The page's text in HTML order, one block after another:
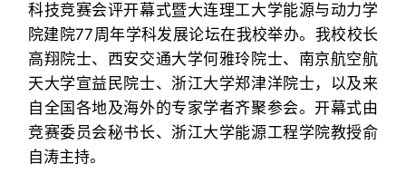
科技竞赛会评开幕式暨大连理工大学能源与动力学
院建院77周年学科发展论坛在我校举办。我校校长
高翔院士、西安交通大学何雅玲院士、南京航空航
天大学宣益民院士、浙江大学郑津洋院士，以及来
自全国各地及海外的专家学者齐聚参会。开幕式由
竞赛委员会秘书长、浙江大学能源工程学院教授俞
自涛主持。